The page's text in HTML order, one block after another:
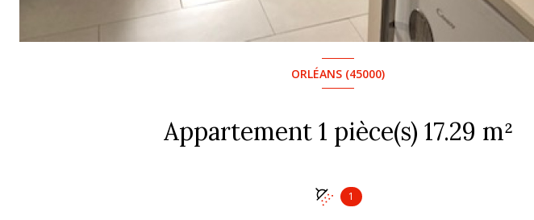
ORLÉANS (45000)
Appartement 1 pièce(s) 17.29 m²
1